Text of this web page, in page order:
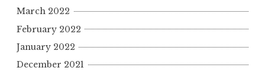
March 2022
February 2022
January 2022
December 2021